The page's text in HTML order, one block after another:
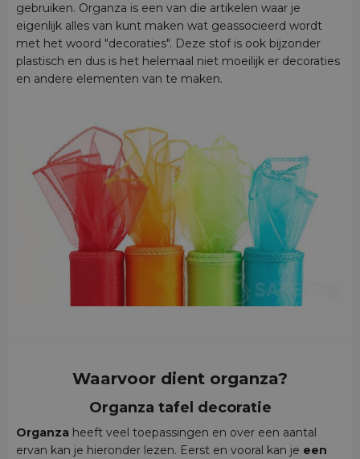
gebruiken. Organza is een van die artikelen waar je
eigenlijk alles van kunt maken wat geassocieerd wordt
met het woord "decoraties". Deze stof is ook bijzonder
plastisch en dus is het helemaal niet moeilijk er decoraties
en andere elementen van te maken.
Waarvoor dient organza?
Organza tafel decoratie
Organza heeft veel toepassingen en over een aantal
ervan kan je hieronder lezen. Eerst en vooral kan je een